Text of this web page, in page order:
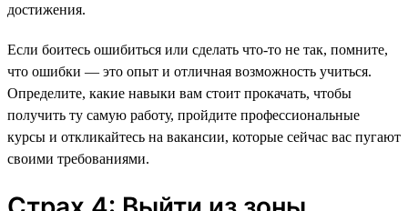
достижения.
Если боитесь ошибиться или сделать что-то не так, помните,
что ошибки — это опыт и отличная возможность учиться.
Определите, какие навыки вам стоит прокачать, чтобы
получить ту самую работу, пройдите профессиональные
курсы и откликайтесь на вакансии, которые сейчас вас пугают
своими требованиями.